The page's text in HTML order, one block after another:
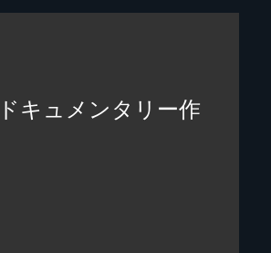
キュメンタリー作